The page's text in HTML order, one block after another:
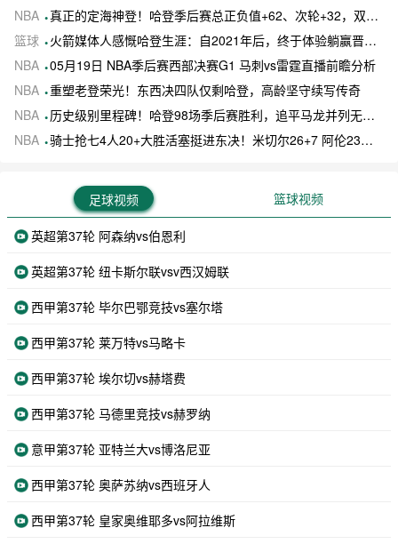
NBA 真正的定海神登！哈登季后赛总正负值+62、次轮+32，双数据领跑骑士全队
篮球
火箭媒体人感慨哈登生涯：自2021年后，终于体验躺赢晋级滋味
NBA 05月19日 NBA季后赛西部决赛G1 马刺vs雷霆直播前瞻分析
NBA 重塑老登荣光！东西决四队仅剩哈登，高龄坚守续写传奇
NBA
历史级别里程碑！哈登98场季后赛胜利，追平马龙并列无冠球员历史第一
NBA 骑士抢七4人20+大胜活塞挺进东决！米切尔26+7 阿伦23分 梅里尔23分 詹金斯17分
足球视频 篮球视频
英超第37轮 阿森纳vs伯恩利
英超第37轮 纽卡斯尔联vsv西汉姆联
西甲第37轮 毕尔巴鄂竞技vs塞尔塔
西甲第37轮 莱万特vs马略卡
西甲第37轮 埃尔切vs赫塔费
西甲第37轮 马德里竞技vs赫罗纳
意甲第37轮 亚特兰大vs博洛尼亚
西甲第37轮 奥萨苏纳vs西班牙人
西甲第37轮 皇家奥维耶多vs阿拉维斯